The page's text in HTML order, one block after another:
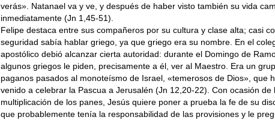
verás». Natanael va y ve, y después de haber visto también su vida
inmediatamente (Jn 1,45-51).
Felipe destaca entre sus compañeros por su cultura y clase alta; casi
seguridad sabía hablar griego, ya que griego era su nombre. En el
apostólico debió alcanzar cierta autoridad: durante el Domingo de
algunos griegos le piden, precisamente a él, ver al Maestro. Era un
paganos pasados al monoteísmo de Israel, «temerosos de Dios», que
venido a celebrar la Pascua a Jerusalén (Jn 12,20-22). Con ocasión de
multiplicación de los panes, Jesús quiere poner a prueba la fe de su
que probablemente tenía la responsabilidad de las provisiones y le